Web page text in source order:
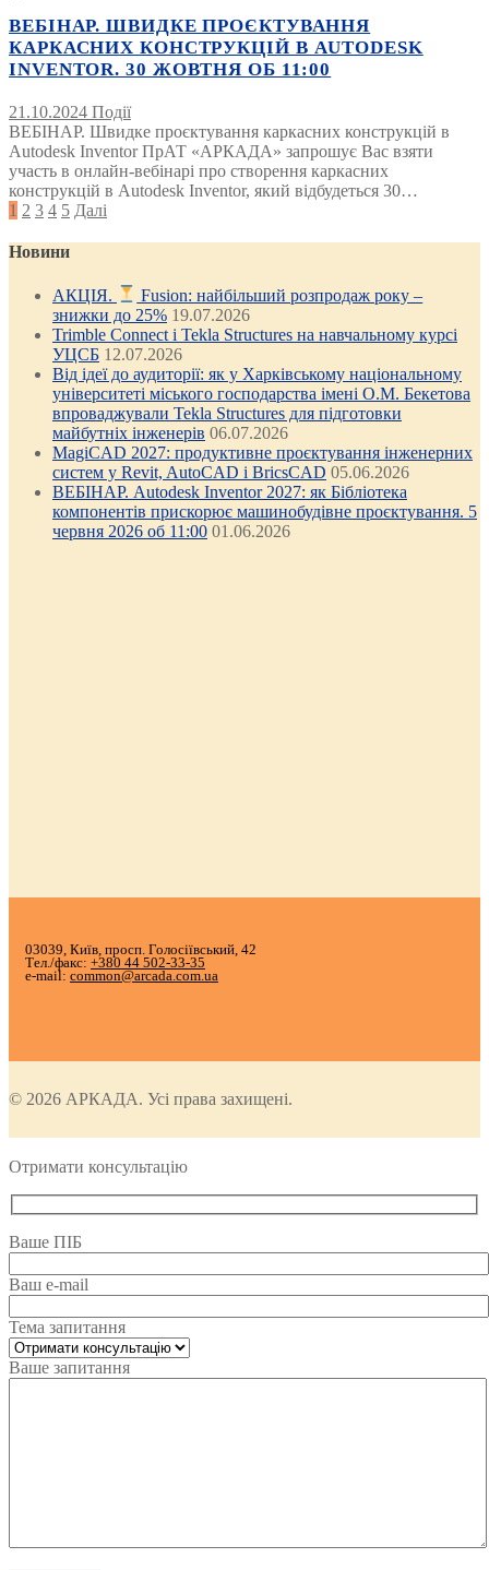
ВЕБІНАР. ШВИДКЕ ПРОЄКТУВАННЯ
КАРКАСНИХ КОНСТРУКЦІЙ В AUTODESK
INVENTOR. 30 ЖОВТНЯ ОБ 11:00
21.10.2024 Події
ВЕБІНАР. Швидке проєктування каркасних конструкцій в
Autodesk Inventor ПрАТ «АРКАДА» запрошує Вас взяти
участь в онлайн-вебінарі про створення каркасних
конструкцій в Autodesk Inventor, який відбудеться 30…
Posts
pagination
1 2 3 4 5 Далі
Новини
АКЦІЯ.
Fusion: найбільший розпродаж року –
знижки до 25% 19.07.2026
Trimble Connect і Tekla Structures на навчальному курсі
УЦСБ 12.07.2026
Від ідеї до аудиторії: як у Харківському національному
університеті міського господарства імені О.М. Бекетова
впроваджували Tekla Structures для підготовки
майбутніх інженерів 06.07.2026
MagiCAD 2027: продуктивне проєктування інженерних
систем у Revit, AutoCAD і BricsCAD 05.06.2026
ВЕБІНАР. Autodesk Inventor 2027: як Бібліотека
компонентів прискорює машинобудівне проєктування. 5
червня 2026 об 11:00 01.06.2026
03039, Київ, просп. Голосіївський, 42
Тел./факс: +380 44 502-33-35
e-mail: common@arcada.com.ua
© 2026 АРКАДА. Усі права захищені.
Отримати консультацію
Ваше ПІБ
Ваш e-mail
Тема запитання
Ваше запитання